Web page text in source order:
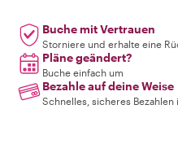
Buche mit Vertrauen
Storniere und erhalte eine
Pläne geändert?
Buche einfach um
Bezahle auf deine Weise
Schnelles, sicheres